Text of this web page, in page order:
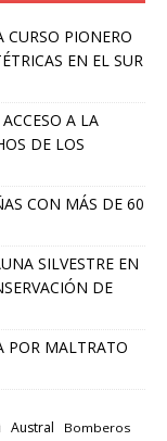
CURSO PIONERO
EN EL SUR
A LA
DE LOS
CON MÁS DE 60
SILVESTRE EN
DE
POR MALTRATO
Austral Bomberos